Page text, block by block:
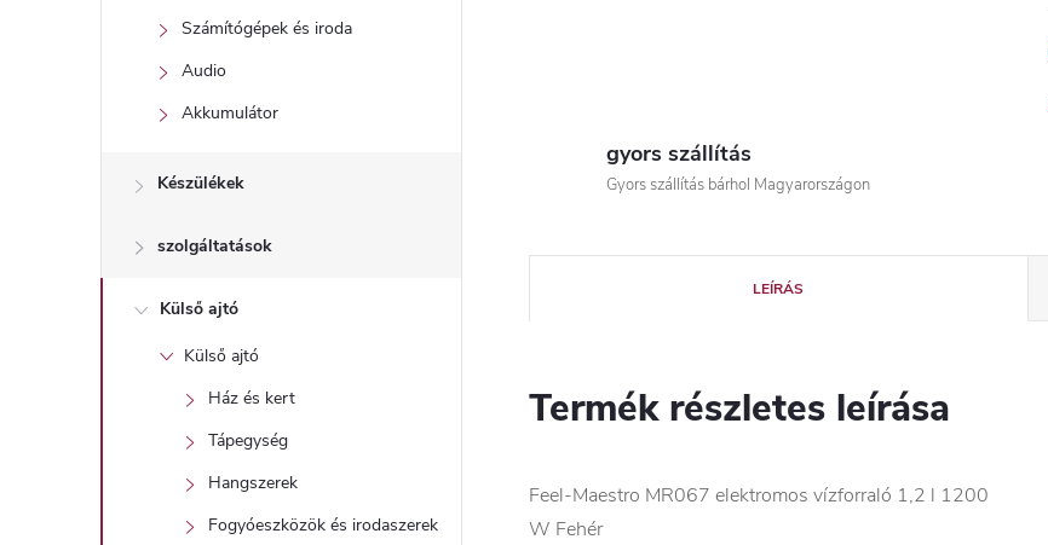
Számítógépek és iroda
Audio
Akkumulátor
Készülékek
szolgáltatások
Külső ajtó
Külső ajtó
Ház és kert
Tápegység
Hangszerek
Fogyóeszközök és irodaszerek
gyors szállítás
Gyors szállítás bárhol Magyarországon
LEÍRÁS
Termék részletes leírása
Feel-Maestro MR067 elektromos vízforraló 1,2 l 1200
W Fehér